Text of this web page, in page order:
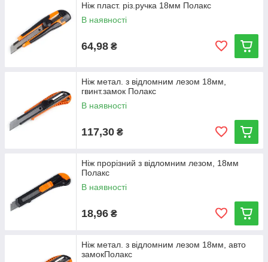
Ніж пласт. різ.ручка 18мм Полакс
В наявності
64,98 ₴
Ніж метал. з відломним лезом 18мм,
гвинт.замок Полакс
В наявності
117,30 ₴
Ніж прорізний з відломним лезом, 18мм
Полакс
В наявності
18,96 ₴
Ніж метал. з відломним лезом 18мм, авто
замокПолакс